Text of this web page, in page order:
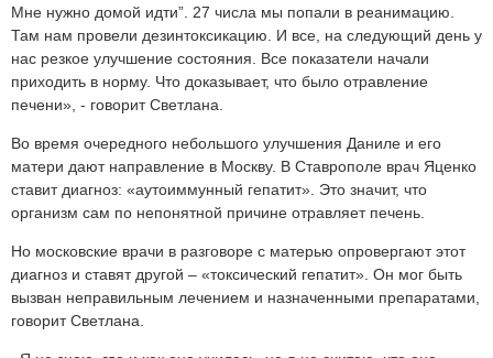
Мне нужно домой идти”. 27 числа мы попали в реанимацию.
Там нам провели дезинтоксикацию. И все, на следующий день у
нас резкое улучшение состояния. Все показатели начали
приходить в норму. Что доказывает, что было отравление
печени», - говорит Светлана.
Во время очередного небольшого улучшения Даниле и его
матери дают направление в Москву. В Ставрополе врач Яценко
ставит диагноз: «аутоиммунный гепатит». Это значит, что
организм сам по непонятной причине отравляет печень.
Но московские врачи в разговоре с матерью опровергают этот
диагноз и ставят другой – «токсический гепатит». Он мог быть
вызван неправильным лечением и назначенными препаратами,
говорит Светлана.